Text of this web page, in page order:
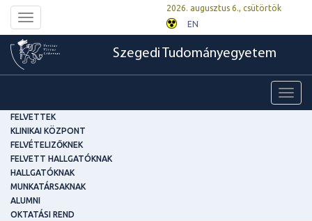
Toggle
navigation
2026. augusztus 6., csütörtök
EN
Szegedi Tudományegyetem
FELVETTEK
KLINIKAI KÖZPONT
FELVÉTELIZŐKNEK
FELVETT HALLGATÓKNAK
HALLGATÓKNAK
MUNKATÁRSAKNAK
ALUMNI
OKTATÁSI REND